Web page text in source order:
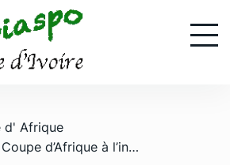
d' Afrique
/ Après Abidjan la Coupe d’Afrique à l’intérieur du pays le16 mars